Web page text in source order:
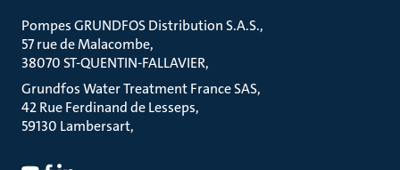
Pompes GRUNDFOS Distribution S.A.S.
57 rue de Malacombe
38070 ST-QUENTIN-FALLAVIER
Grundfos Water Treatment France SAS
42 Rue Ferdinand de Lesseps
59130 Lambersart